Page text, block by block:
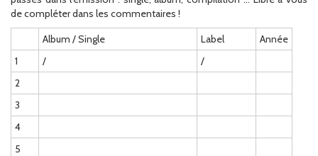
de compléter dans les commentaires !
Album / Single
Label
Année
1
/
/
2
3
4
5